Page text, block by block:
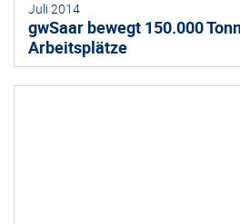
Juli 2014
gwSaar bewegt 150.000
Arbeitsplätze